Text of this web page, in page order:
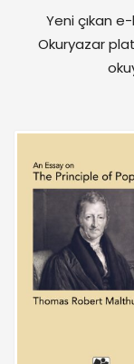
Yeni çıkan
Okuryazar